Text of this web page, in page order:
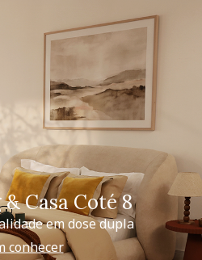
Casa Coté 8
em dose dupla
conhecer